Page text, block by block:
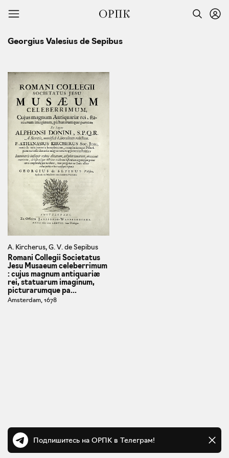
Georgius Valesius de Sepibus
A. Kircherus, G. V. de Sepibus
Romani Collegii Societatus
Jesu Musaeum celeberrimum
: cujus magnum antiquariæ
rei, statuarum imaginum,
picturarumque pa...
Amsterdam, 1678
Подпишитесь на ОРПК в Телеграм!